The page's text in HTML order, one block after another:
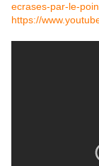
ecrases-par-le-
https://